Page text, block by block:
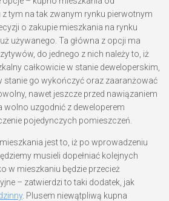
z tym na tak zwanym rynku pierwotnym
o zakupie mieszkania na rynku
używanego. Ta główna z opcji ma
do jednego z nich należy to, iż
całkowicie w stanie deweloperskim,
stanie go wykończyć oraz zaaranżować
nawet jeszcze przed nawiązaniem
wolno uzgodnić z deweloperem
pojedynczych pomieszczeń.
jest to, iż po wprowadzeniu
musieli dopełniać kolejnych
w mieszkaniu będzie przecież
– zatwierdzi to taki dodatek, jak
. Plusem niewątpliwą kupna